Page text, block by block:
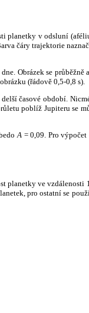
planetky v odsluní
čáry trajektorie
Obrázek se
(řádově 0,5-0,8 s).
časové období.
poblíž Jupiteru se
A = 0,09. Pro
ve vzdálenosti
pro ostatní se